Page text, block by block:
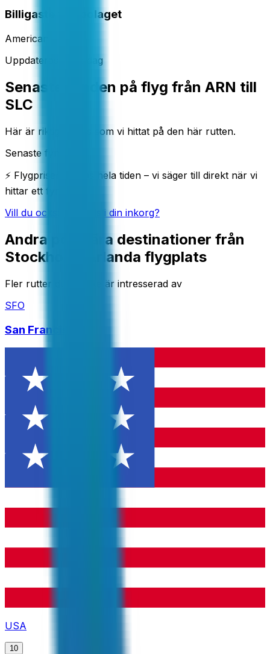
Billigaste flygbolaget
American
Uppdateras varje dag
Senaste fynden på flyg från ARN till
SLC
Här är riktiga deals som vi hittat på den här rutten.
Senaste fynd
⚡ Flygpriser ändras hela tiden – vi säger till direkt när vi
hittar ett fynd.
Vill du också få deals i din inkorg?
Andra populära destinationer från
Stockholm-Arlanda flygplats
Fler rutter du kanske är intresserad av
SFO
San Francisco
USA
10